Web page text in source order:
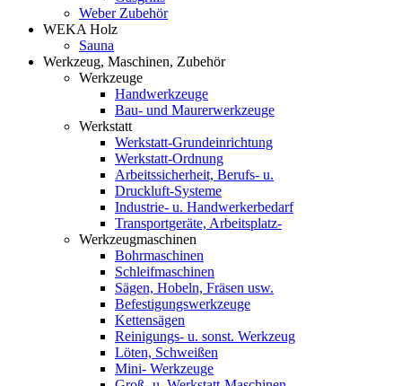
Weber Zubehör
WEKA Holz
Sauna
Werkzeug, Maschinen, Zubehör
Werkzeuge
Handwerkzeuge
Bau- und Maurerwerkzeuge
Werkstatt
Werkstatt-Grundeinrichtung
Werkstatt-Ordnung
Arbeitssicherheit, Berufs- u.
Druckluft-Systeme
Industrie- u. Handwerkerbedarf
Transportgeräte, Arbeitsplatz-
Werkzeugmaschinen
Bohrmaschinen
Schleifmaschinen
Sägen, Hobeln, Fräsen usw.
Befestigungswerkzeuge
Kettensägen
Reinigungs- u. sonst. Werkzeug
Löten, Schweißen
Mini- Werkzeuge